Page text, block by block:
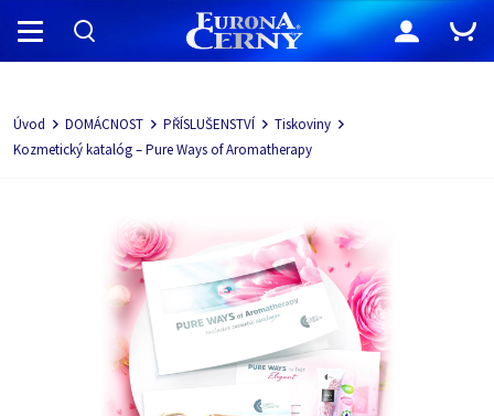
Navigácia
Úvod DOMÁCNOST PŘÍSLUŠENSTVÍ
Tiskoviny
Kozmetický katalóg – Pure Ways of Aromatherapy